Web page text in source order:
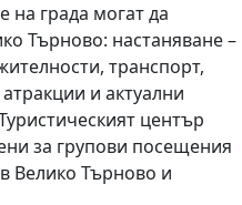
на града могат да
Търново: настаняване –
транспорт,
и актуални
център
за групови посещения
Велико Търново и